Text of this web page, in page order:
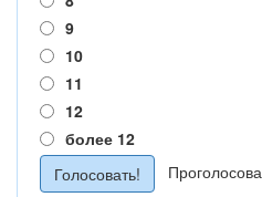
9
10
11
12
более 12